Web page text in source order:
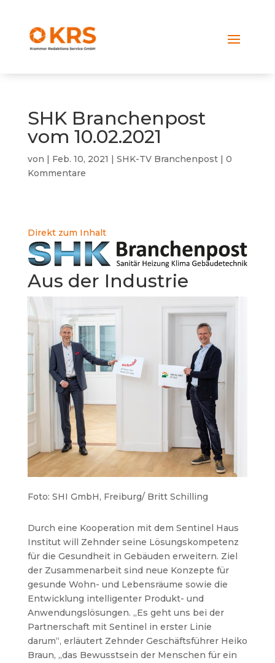
SHK Branchenpost
vom 10.02.2021
von | Feb. 10, 2021 | SHK-TV Branchenpost| 0
Kommentare
Direkt zum Inhalt
Aus der Industrie
Foto: SHI GmbH, Freiburg/ Britt Schilling
Durch eine Kooperation mit dem Sentinel Haus
Institut will Zehnder seine Lösungskompetenz
für die Gesundheit in Gebäuden erweitern. Ziel
der Zusammenarbeit sind neue Konzepte für
gesunde Wohn- und Lebensräume sowie die
Entwicklung intelligenter Produkt- und
Anwendungslösungen. „Es geht uns bei der
Partnerschaft mit Sentinel in erster Linie
darum“, erläutert Zehnder Geschäftsführer Heiko
Braun, „das Bewusstsein der Menschen für ein